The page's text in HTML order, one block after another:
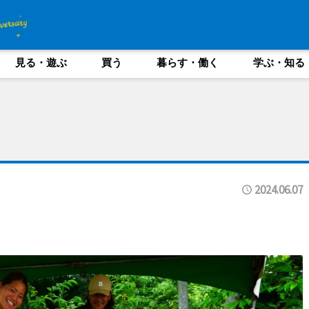
見る・遊ぶ 買う 暮らす・働く 学ぶ・知る
2024.06.07